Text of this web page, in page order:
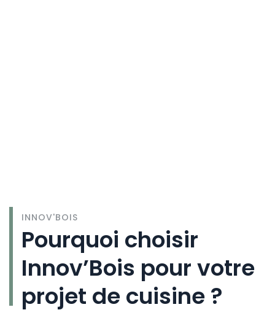
INNOV'BOIS
Pourquoi choisir
Innov’Bois pour votre
projet de cuisine ?